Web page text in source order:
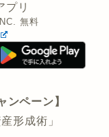
プリ
無料
ンペーン】
形成術」